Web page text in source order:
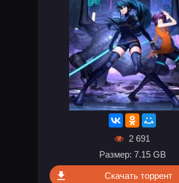
2 691
Размер: 7.15 GB
Скачать торрент